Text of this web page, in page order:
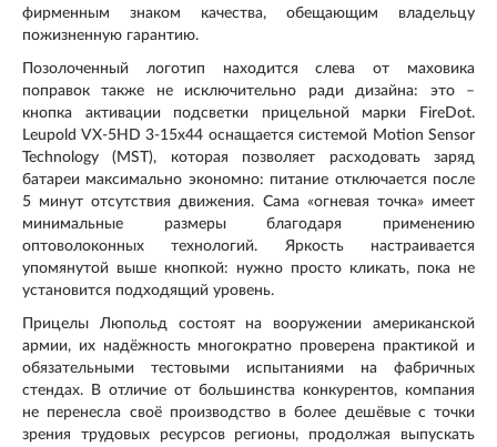
фирменным знаком качества, обещающим владельцу
пожизненную гарантию.
Позолоченный логотип находится слева от маховика
поправок также не исключительно ради дизайна: это –
кнопка активации подсветки прицельной марки FireDot.
Leupold VX-5HD 3-15x44 оснащается системой Motion Sensor
Technology (MST), которая позволяет расходовать заряд
батареи максимально экономно: питание отключается после
5 минут отсутствия движения. Сама «огневая точка» имеет
минимальные размеры благодаря применению
оптоволоконных технологий. Яркость настраивается
упомянутой выше кнопкой: нужно просто кликать, пока не
установится подходящий уровень.
Прицелы Люпольд состоят на вооружении американской
армии, их надёжность многократно проверена практикой и
обязательными тестовыми испытаниями на фабричных
стендах. В отличие от большинства конкурентов, компания
не перенесла своё производство в более дешёвые с точки
зрения трудовых ресурсов регионы, продолжая выпускать